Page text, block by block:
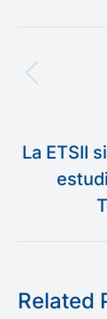
entre
La ETSII
Related